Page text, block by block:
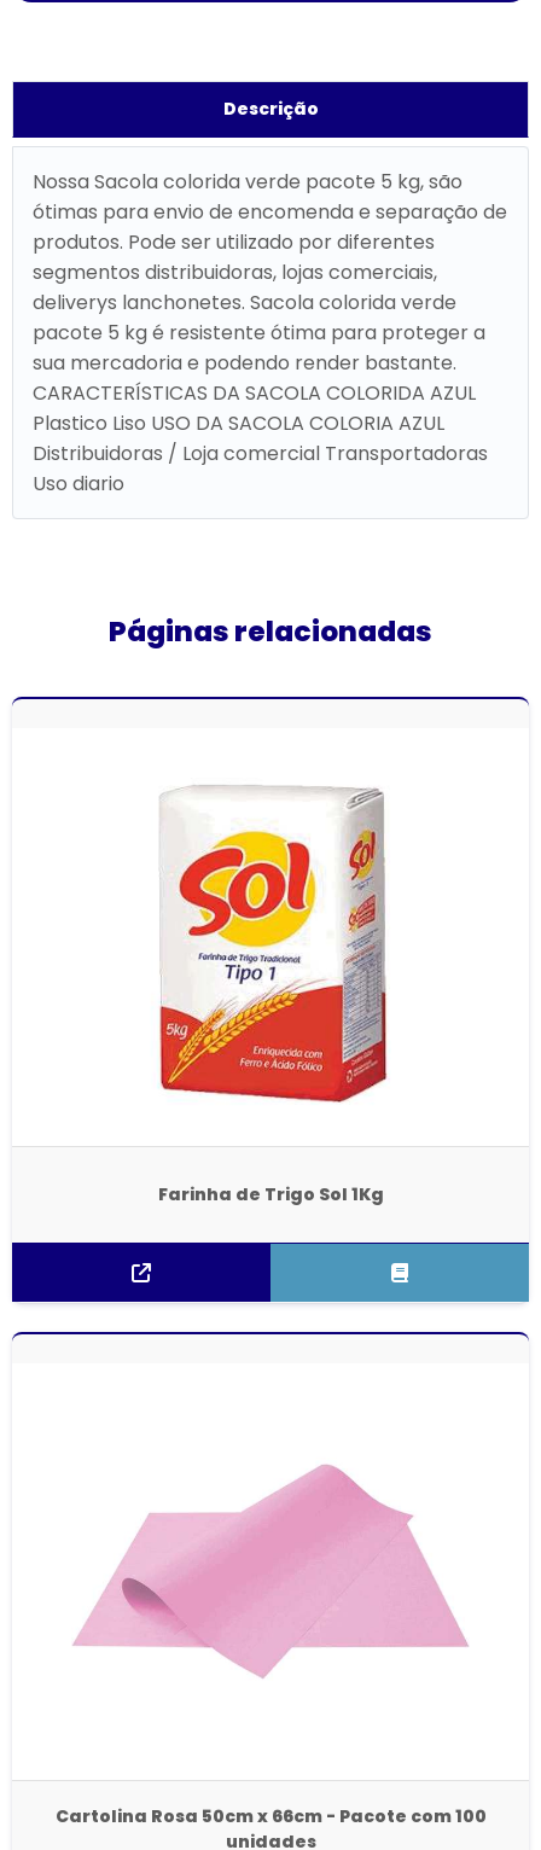
Descrição
Nossa Sacola colorida verde pacote 5 kg, são
ótimas para envio de encomenda e separação de
produtos. Pode ser utilizado por diferentes
segmentos distribuidoras, lojas comerciais,
deliverys lanchonetes. Sacola colorida verde
pacote 5 kg é resistente ótima para proteger a
sua mercadoria e podendo render bastante.
CARACTERÍSTICAS DA SACOLA COLORIDA AZUL
Plastico Liso USO DA SACOLA COLORIA AZUL
Distribuidoras / Loja comercial Transportadoras
Uso diario
Páginas relacionadas
Farinha de Trigo Sol 1Kg
Cartolina Rosa 50cm x 66cm - Pacote com 100
unidades